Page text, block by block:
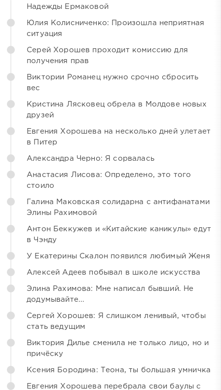
Надежды Ермаковой
Юлия Колисниченко: Произошла неприятная
ситуация
Серей Хорошев проходит комиссию для
получения прав
Виктории Романец нужно срочно сбросить
вес
Кристина Лясковец обрела в Молдове новых
друзей
Евгения Хорошева на несколько дней улетает
в Питер
Александра Черно: Я сорвалась
Анастасия Лисова: Определено, это того
стоило
Галина Маковская солидарна с антифанатами
Элины Рахимовой
Антон Беккужев и «Китайские каникулы» едут
в Чэнду
У Екатерины Скалон появился любимый Женя
Алексей Адеев побывал в школе искусства
Элина Рахимова: Мне написал бывший. Не
додумывайте...
Сергей Хорошев: Я слишком ленивый, чтобы
стать ведущим
Виктория Дилье сменила не только лицо, но и
причёску
Ксения Бородина: Теона, ты большая умничка
Евгения Хорошева перебрала свои баулы с